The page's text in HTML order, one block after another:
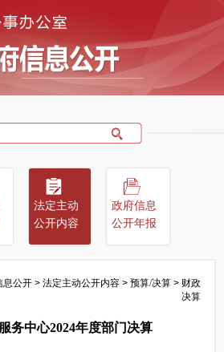
法定主动
公开内容
政府信息
公开年报
息公开> 法定主动公开内容> 预算/决算> 财政
决算
务中心2024年度部门决算